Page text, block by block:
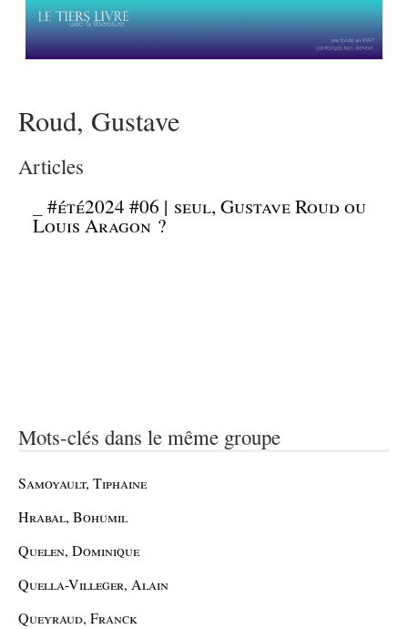
Roud, Gustave
Articles
_#été2024 #06 | seul, Gustave Roud ou
Louis Aragon ?
Mots-clés dans le même groupe
Samoyault, Tiphaine
Hrabal, Bohumil
Quelen, Dominique
Quella-Villeger, Alain
Queyraud, Franck